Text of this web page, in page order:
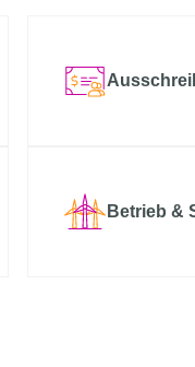
Betrieb &